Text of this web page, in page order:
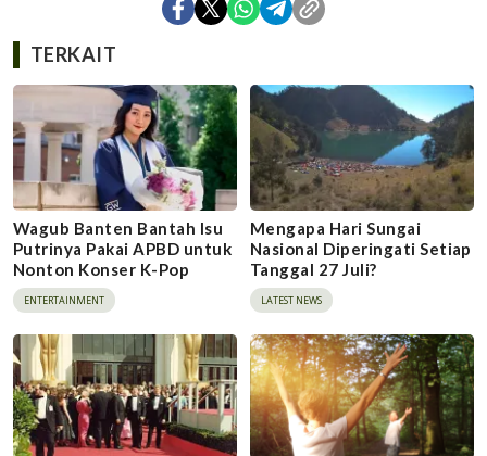
TERKAIT
Wagub Banten Bantah Isu
Putrinya Pakai APBD untuk
Nonton Konser K-Pop
ENTERTAINMENT
Mengapa Hari Sungai
Nasional Diperingati Setiap
Tanggal 27 Juli?
LATEST NEWS